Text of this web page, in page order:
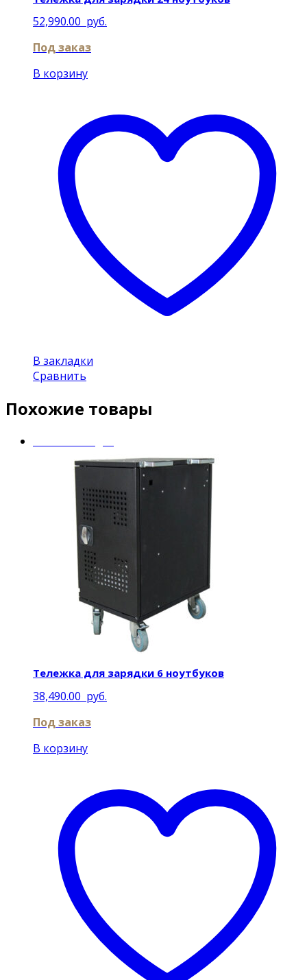
52,990.00 руб.
Под заказ
В корзину
В закладки
Сравнить
Похожие товары
Тележка для зарядки 6 ноутбуков
38,490.00 руб.
Под заказ
В корзину